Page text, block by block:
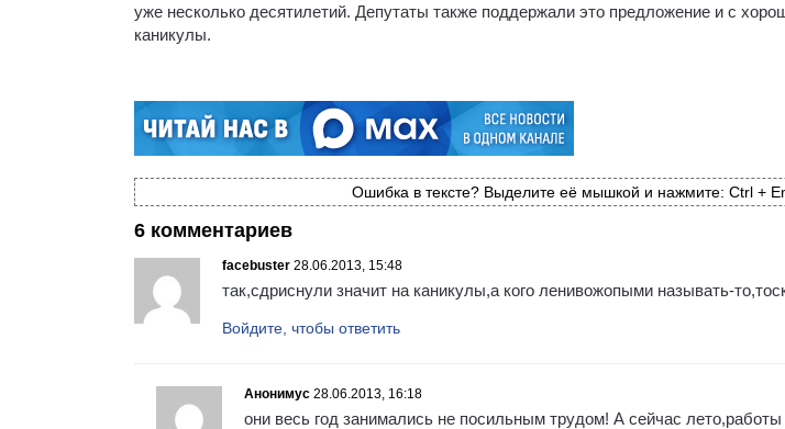
уже несколько десятилетий. Депутаты также поддержали это предложение и с
каникулы.
Ошибка в тексте? Выделите её мышкой и нажмите: Ctrl +
6 комментариев
facebuster 28.06.2013, 15:48
так,сдриснули значит на каникулы,а кого ленивожопыми называть-
Войдите, чтобы ответить
Анонимус 28.06.2013, 16:18
они весь год занимались не посильным трудом! А сейчас